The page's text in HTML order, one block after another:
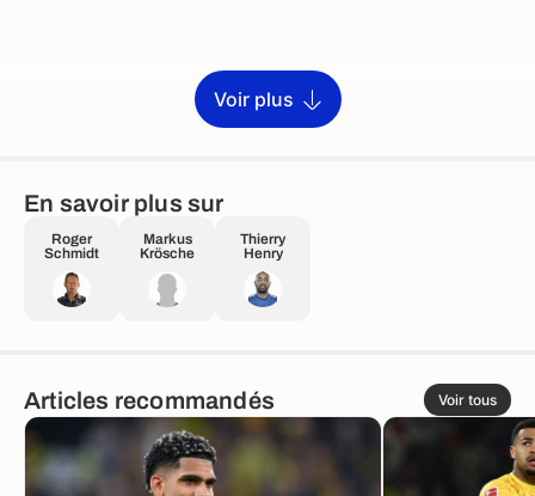
Voir plus
En savoir plus sur
Roger
Schmidt
Markus
Krösche
Thierry
Henry
Articles recommandés Voir tous